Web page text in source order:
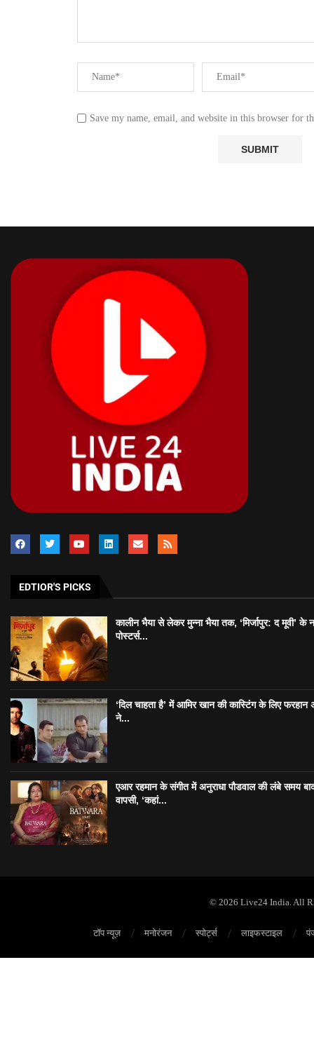
Save my name, email, and website in this browser for
EDTIOR'S PICKS
कालीन भैया से लेकर मुन्ना भैया तक, ‘मिर्जापुर: द मूवी’ के
पोस्टर्स...
‘दिल चाहता है’ में आमिर खान की कास्टिंग के लिए फरहान
ने...
एआर रहमान के संगीत में अनुराधा पौडवाल की लंबे समय
वापसी, ‘कहां...
© 2026 Live24 India. All
टॉप न्यूज़ मनोरंजन स्पोर्ट्स लाइफस्टाइल